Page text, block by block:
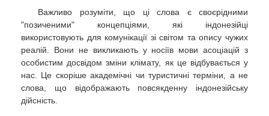
Важливо розуміти, що ці слова є своєрідними
"позиченими" концепціями, які індонезійці
використовують для комунікації зі світом та опису чужих
реалій. Вони не викликають у носіїв мови асоціацій з
особистим досвідом зміни клімату, як це відбувається у
нас. Це скоріше академічні чи туристичні терміни, а не
слова, що відображають повсякденну індонезійську
дійсність.